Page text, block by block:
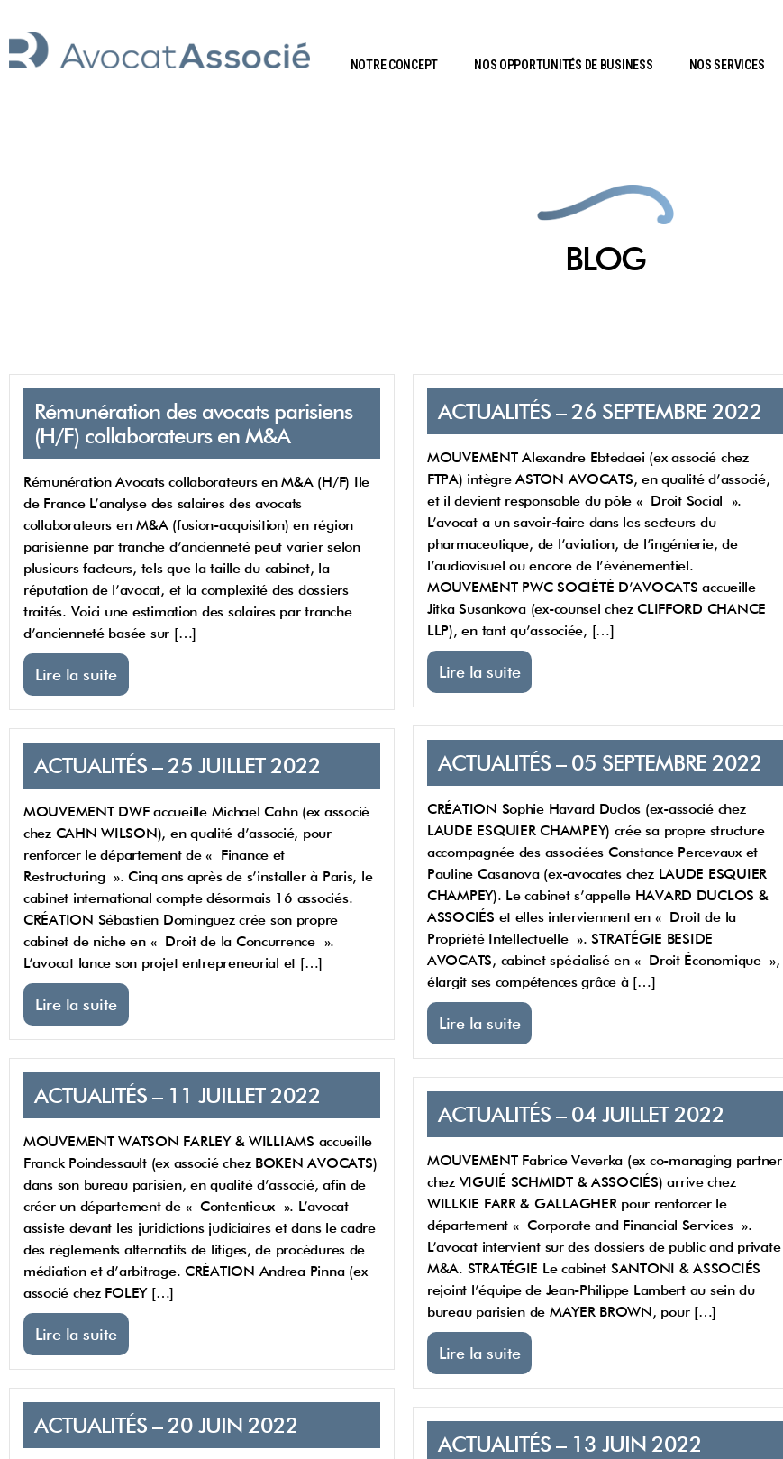
NOTRE CONCEPT NOS OPPORTUNITÉS DE BUSINESS NOS SERVICES
BLOG
Rémunération des avocats parisiens
(H/F) collaborateurs en M&A
Rémunération Avocats collaborateurs en M&A (H/F) Ile
de France L’analyse des salaires des avocats
collaborateurs en M&A (fusion-acquisition) en région
parisienne par tranche d’ancienneté peut varier selon
plusieurs facteurs, tels que la taille du cabinet, la
réputation de l’avocat, et la complexité des dossiers
traités. Voici une estimation des salaires par tranche
d’ancienneté basée sur […]
Lire la suite
ACTUALITÉS – 26 SEPTEMBRE 2022
MOUVEMENT Alexandre Ebtedaei (ex associé chez
FTPA) intègre ASTON AVOCATS, en qualité d’associé,
et il devient responsable du pôle « Droit Social ».
L’avocat a un savoir-faire dans les secteurs du
pharmaceutique, de l’aviation, de l’ingénierie, de
l’audiovisuel ou encore de l’événementiel.
MOUVEMENT PWC SOCIÉTÉ D’AVOCATS accueille
Jitka Susankova (ex-counsel chez CLIFFORD CHANCE
LLP), en tant qu’associée, […]
Lire la suite
ACTUALITÉS – 05 SEPTEMBRE 2022
CRÉATION Sophie Havard Duclos (ex-associé chez
LAUDE ESQUIER CHAMPEY) crée sa propre structure
accompagnée des associées Constance Percevaux et
Pauline Casanova (ex-avocates chez LAUDE ESQUIER
CHAMPEY). Le cabinet s’appelle HAVARD DUCLOS &
ASSOCIÉS et elles interviennent en « Droit de la
Propriété Intellectuelle ». STRATÉGIE BESIDE
AVOCATS, cabinet spécialisé en « Droit Économique »,
élargit ses compétences grâce à […]
Lire la suite
ACTUALITÉS – 25 JUILLET 2022
MOUVEMENT DWF accueille Michael Cahn (ex associé
chez CAHN WILSON), en qualité d’associé, pour
renforcer le département de « Finance et
Restructuring ». Cinq ans après de s’installer à Paris, le
cabinet international compte désormais 16 associés.
CRÉATION Sébastien Dominguez crée son propre
cabinet de niche en « Droit de la Concurrence ».
L’avocat lance son projet entrepreneurial et […]
Lire la suite
ACTUALITÉS – 11 JUILLET 2022
MOUVEMENT WATSON FARLEY & WILLIAMS accueille
Franck Poindessault (ex associé chez BOKEN AVOCATS)
dans son bureau parisien, en qualité d’associé, afin de
créer un département de « Contentieux ». L’avocat
assiste devant les juridictions judiciaires et dans le cadre
des règlements alternatifs de litiges, de procédures de
médiation et d’arbitrage. CRÉATION Andrea Pinna (ex
associé chez FOLEY […]
Lire la suite
ACTUALITÉS – 04 JUILLET 2022
MOUVEMENT Fabrice Veverka (ex co-managing partner
chez VIGUIÉ SCHMIDT & ASSOCIÉS) arrive chez
WILLKIE FARR & GALLAGHER pour renforcer le
département « Corporate and Financial Services ».
L’avocat intervient sur des dossiers de public and private
M&A. STRATÉGIE Le cabinet SANTONI & ASSOCIÉS
rejoint l’équipe de Jean-Philippe Lambert au sein du
bureau parisien de MAYER BROWN, pour […]
Lire la suite
ACTUALITÉS – 20 JUIN 2022
ACTUALITÉS – 13 JUIN 2022